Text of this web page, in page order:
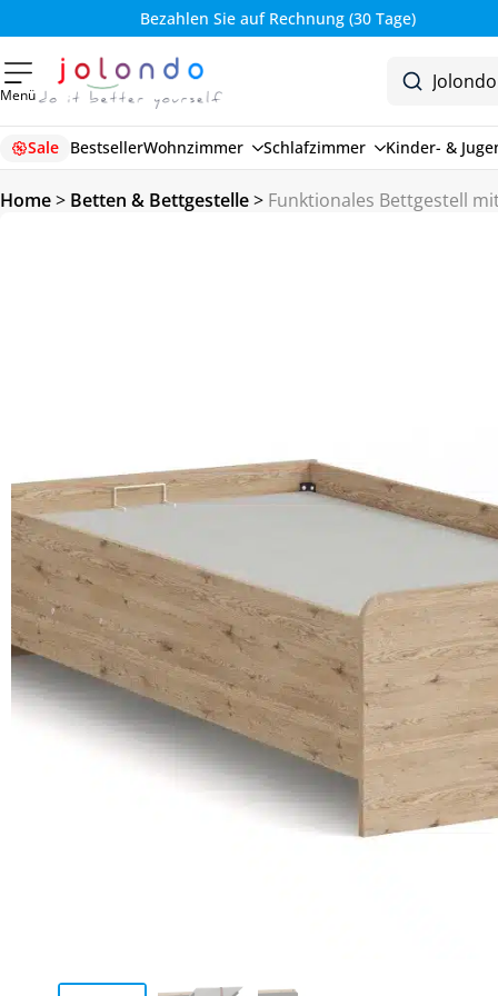
Bezahlen Sie auf Rechnung (30 Tage)
Menü
Sale BestsellerWohnzimmer Schlafzimmer Kinder- &
Home> Betten & Bettgestelle> Funktionales Bettgestell